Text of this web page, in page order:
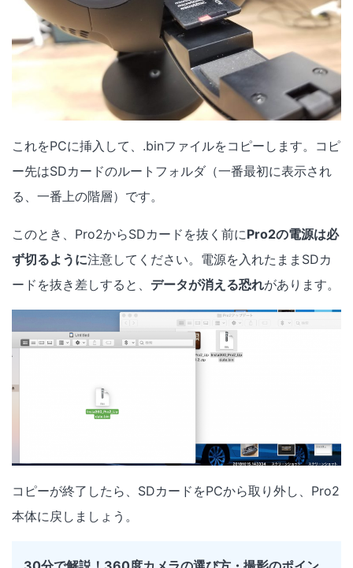
これをPCに挿入して、.binファイルをコピーします。コピ
ー先はSDカードのルートフォルダ（一番最初に表示され
る、一番上の階層）です。
このとき、Pro2からSDカードを抜く前にPro2の電源は必
ず切るように注意してください。電源を入れたままSDカ
ードを抜き差しすると、 データが消える恐れがあります。
コピーが終了したら、SDカードをPCから取り外し、Pro2
本体に戻しましょう。